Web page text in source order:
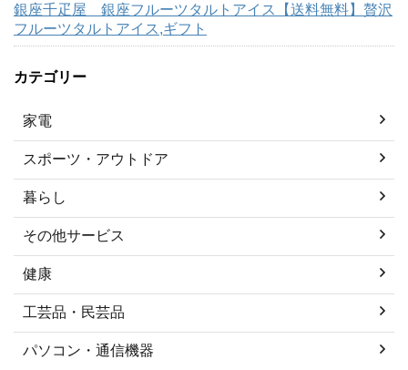
銀座千疋屋 銀座フルーツタルトアイス【送料無料】贅沢
フルーツタルトアイス,ギフト
カテゴリー
家電
スポーツ・アウトドア
暮らし
その他サービス
健康
工芸品・民芸品
パソコン・通信機器